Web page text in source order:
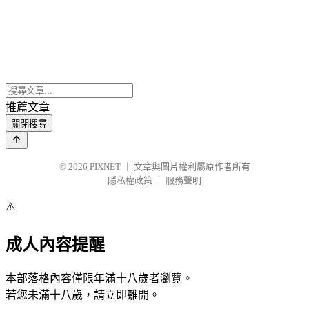
推薦文章
關閉搜尋
© 2026 PIXNET
文章與圖片權利屬原作者所有
隱私權政策
服務聲明
⚠️
成人內容提醒
本部落格內容僅限年滿十八歲者瀏覽。
若您未滿十八歲，請立即離開。